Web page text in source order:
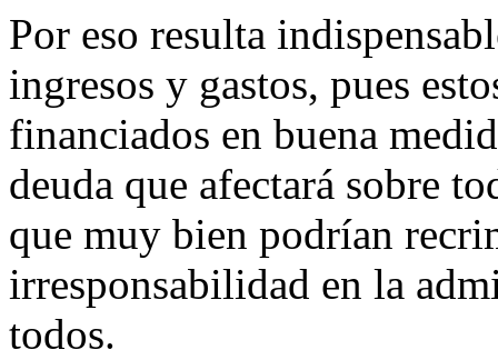
Por eso resulta
ingresos y gastos, pues
financiados en buena
deuda que afectará sobre
que muy bien podrían
irresponsabilidad en la
todos.